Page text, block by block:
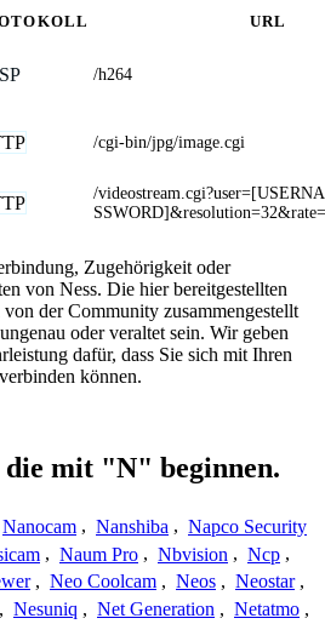
URL
/h264
/cgi-bin/jpg/image.cgi
/
Zugehörigkeit oder
von Ness. Die hier bereitgestellten
der Community zusammengestellt
oder veraltet sein. Wir geben
dafür, dass Sie sich mit Ihren
können.
mit "N" beginnen.
Nanocam , Nanshiba , Napco Security
, Naum Pro , Nbvision , Ncp ,
, Neo Coolcam , Neos , Neostar ,
, Nesuniq , Net Generation , Netatmo ,